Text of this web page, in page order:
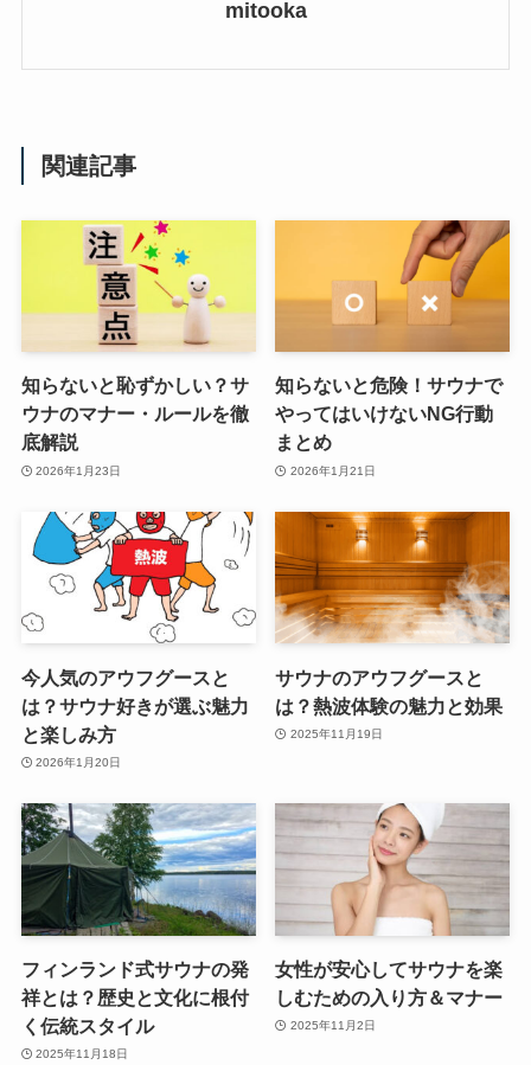
mitooka
関連記事
知らないと恥ずかしい？サ
ウナのマナー・ルールを徹
底解説
2026年1月23日
知らないと危険！サウナで
やってはいけないNG行動
まとめ
2026年1月21日
今人気のアウフグースと
は？サウナ好きが選ぶ魅力
と楽しみ方
2026年1月20日
サウナのアウフグースと
は？熱波体験の魅力と効果
2025年11月19日
フィンランド式サウナの発
祥とは？歴史と文化に根付
く伝統スタイル
2025年11月18日
女性が安心してサウナを楽
しむための入り方＆マナー
2025年11月2日